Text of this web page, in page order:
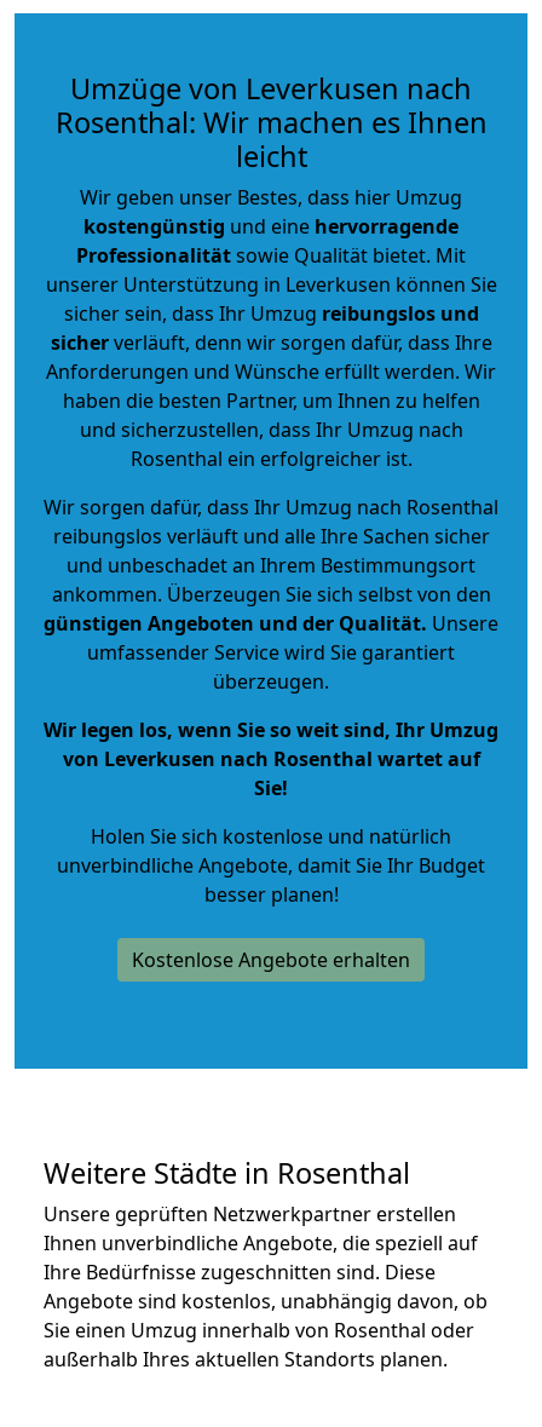
Umzüge von Leverkusen nach
Rosenthal: Wir machen es Ihnen
leicht
Wir geben unser Bestes, dass hier Umzug
kostengünstig und eine hervorragende
Professionalitätsowie Qualität bietet. Mit
unserer Unterstützung in Leverkusen können Sie
sicher sein, dass Ihr Umzug reibungslos und
sicherverläuft, denn wir sorgen dafür, dass Ihre
Anforderungen und Wünsche erfüllt werden. Wir
haben die besten Partner, um Ihnen zu helfen
und sicherzustellen, dass Ihr Umzug nach
Rosenthal ein erfolgreicher ist.
Wir sorgen dafür, dass Ihr Umzug nach Rosenthal
reibungslos verläuft und alle Ihre Sachen sicher
und unbeschadet an Ihrem Bestimmungsort
ankommen. Überzeugen Sie sich selbst von den
günstigen Angeboten und der Qualität. Unsere
umfassender Service wird Sie garantiert
überzeugen.
Wir legen los, wenn Sie so weit sind, Ihr Umzug
von Leverkusen nach Rosenthal wartet auf
Sie!
Holen Sie sich kostenlose und natürlich
unverbindliche Angebote, damit Sie Ihr Budget
besser planen!
Kostenlose Angebote erhalten
Weitere Städte in Rosenthal
Unsere geprüften Netzwerkpartner erstellen
Ihnen unverbindliche Angebote, die speziell auf
Ihre Bedürfnisse zugeschnitten sind. Diese
Angebote sind kostenlos, unabhängig davon, ob
Sie einen Umzug innerhalb von Rosenthal oder
außerhalb Ihres aktuellen Standorts planen.